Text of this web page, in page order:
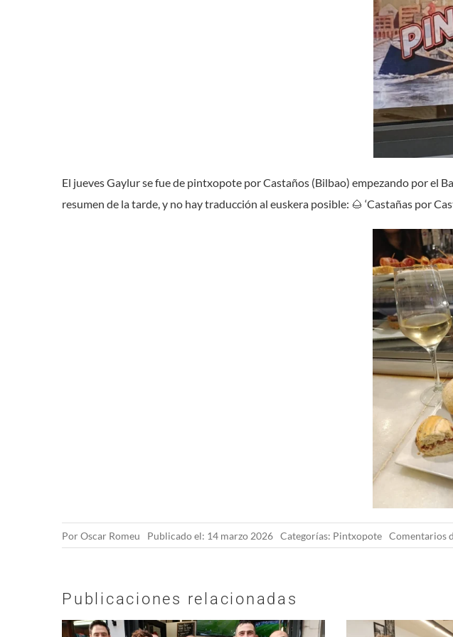
El jueves Gaylur se fue de pintxopote por Castaños (Bilbao) empezando por el
resumen de la tarde, y no hay traducción al euskera posible: 🌰 ‘Castañas por
PorOscar Romeu Publicado el: 14 marzo 2026 Categorías: Pintxopote Comentarios
Publicaciones relacionadas